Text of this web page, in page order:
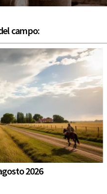
campo:
2026